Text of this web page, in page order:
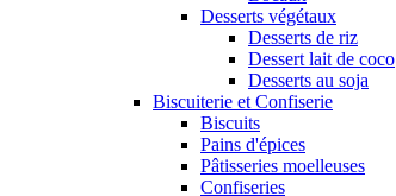
Desserts végétaux
Desserts de riz
Dessert lait de coco
Desserts au soja
Biscuiterie et Confiserie
Biscuits
Pains d'épices
Pâtisseries moelleuses
Confiseries